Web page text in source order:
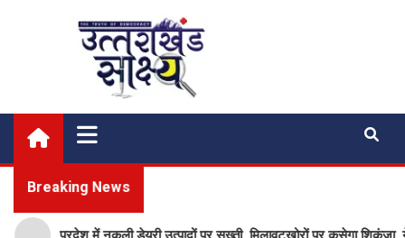
Uttarakhand Shakshya
My News Portal
Breaking News